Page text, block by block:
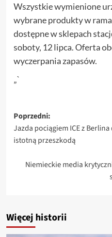
Wszystkie wymienione
wybrane produkty w
dostępne w sklepach
soboty, 12 lipca. Oferta
wyczerpania zapasów.
„`
Zobacz
wpisy
Poprzedni:
Jazda pociągiem ICE z
istotną przeszkodą
Niemieckie media
Więcej historii